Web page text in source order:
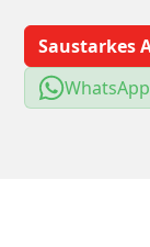
Saustarkes
WhatsApp